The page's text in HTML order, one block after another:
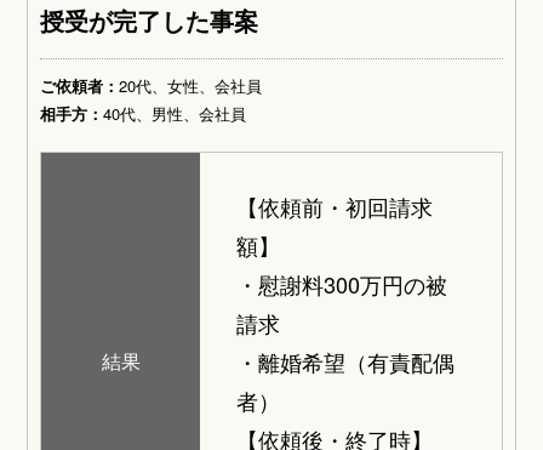
授受が完了した事案
ご依頼者：20代、女性、会社員
相手方：40代、男性、会社員
結果
【依頼前・初回請求
額】
・慰謝料300万円の被
請求
・離婚希望（有責配偶
者）
【依頼後・終了時】